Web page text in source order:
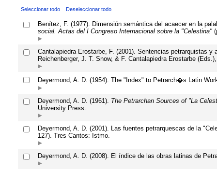
Seleccionar todo Deseleccionar todo
Benítez, F. (1977). Dimensión semántica del acaecer en la
social. Actas del I Congreso Internacional sobre la "Celestina"
Cantalapiedra Erostarbe, F. (2001). Sentencias petrarquistas
Reichenberger, J. T. Snow, & F. Cantalapiedra Erostarbe
Deyermond, A. D. (1954). The "Index" to Petrarch�s Latin
Deyermond, A. D. (1961). The Petrarchan Sources of "La
University Press.
Deyermond, A. D. (2001). Las fuentes petrarquescas de la
127). Tres Cantos: Istmo.
Deyermond, A. D. (2008). El índice de las obras latinas de